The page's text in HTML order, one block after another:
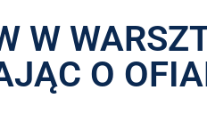
W
O